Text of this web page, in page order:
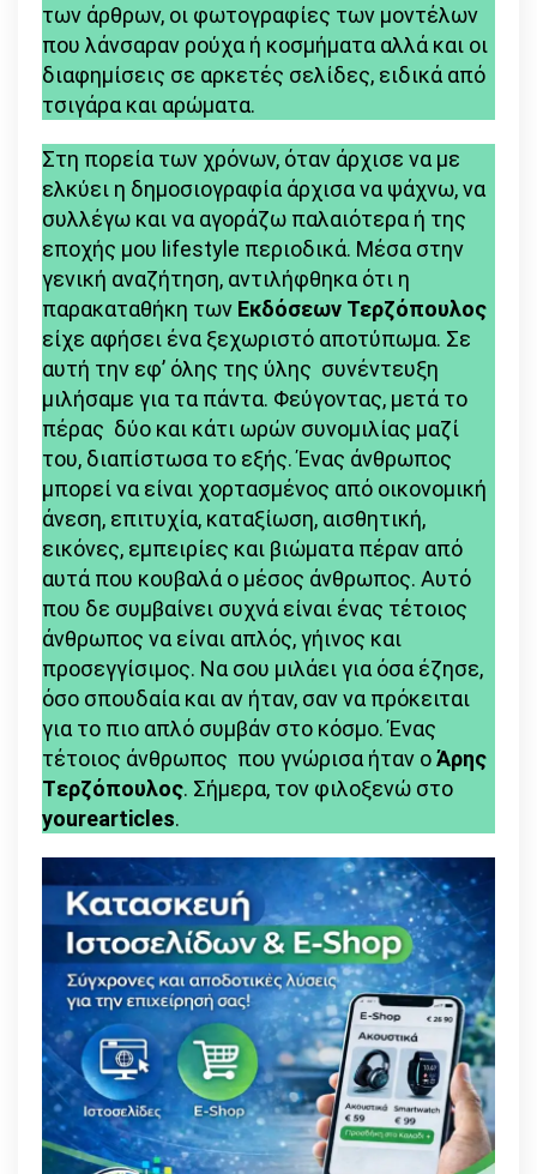
των άρθρων, οι φωτογραφίες των μοντέλων
που λάνσαραν ρούχα ή κοσμήματα αλλά και οι
διαφημίσεις σε αρκετές σελίδες, ειδικά από
τσιγάρα και αρώματα.
Στη πορεία των χρόνων, όταν άρχισε να με
ελκύει η δημοσιογραφία άρχισα να ψάχνω, να
συλλέγω και να αγοράζω παλαιότερα ή της
εποχής μου lifestyle περιοδικά. Μέσα στην
γενική αναζήτηση, αντιλήφθηκα ότι η
παρακαταθήκη των Εκδόσεων Τερζόπουλος
είχε αφήσει ένα ξεχωριστό αποτύπωμα. Σε
αυτή την εφ’ όλης της ύλης συνέντευξη
μιλήσαμε για τα πάντα. Φεύγοντας, μετά το
πέρας δύο και κάτι ωρών συνομιλίας μαζί
του, διαπίστωσα το εξής. Ένας άνθρωπος
μπορεί να είναι χορτασμένος από οικονομική
άνεση, επιτυχία, καταξίωση, αισθητική,
εικόνες, εμπειρίες και βιώματα πέραν από
αυτά που κουβαλά ο μέσος άνθρωπος. Αυτό
που δε συμβαίνει συχνά είναι ένας τέτοιος
άνθρωπος να είναι απλός, γήινος και
προσεγγίσιμος. Να σου μιλάει για όσα έζησε,
όσο σπουδαία και αν ήταν, σαν να πρόκειται
για το πιο απλό συμβάν στο κόσμο. Ένας
τέτοιος άνθρωπος που γνώρισα ήταν οΆρης
Tερζόπουλος. Σήμερα, τον φιλοξενώ στο
yourearticles.